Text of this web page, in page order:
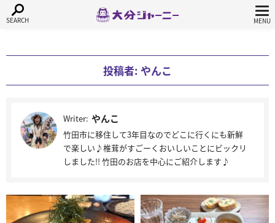
投稿者: やんこ
Writer: やんこ
竹田市に移住して3年目なのでどこに行くにも新鮮
で楽しい♪椎茸がすごーくおいしいことにビックリ
しました!! 竹田のお店を中心にご紹介します♪